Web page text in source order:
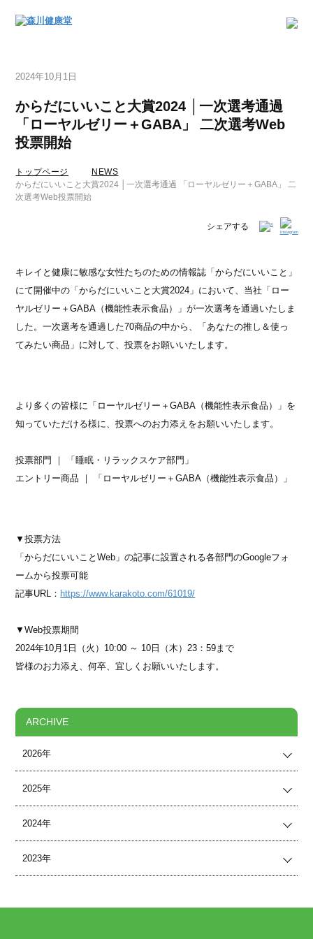
2024年10月1日
からだにいいこと大賞2024 │一次選考通過
「ローヤルゼリー＋GABA」 二次選考Web
投票開始
トップページ
NEWS
からだにいいこと大賞2024 │一次選考通過 「ローヤルゼリー＋GABA」 二
次選考Web投票開始
シェアする
キレイと健康に敏感な女性たちのための情報誌「からだにいいこと」
にて開催中の「からだにいいこと大賞2024」において、当社「ロー
ヤルゼリー＋GABA（機能性表示食品）」が一次選考を通過いたしま
した。一次選考を通過した70商品の中から、「あなたの推し＆使っ
てみたい商品」に対して、投票をお願いいたします。
より多くの皆様に「ローヤルゼリー＋GABA（機能性表示食品）」を
知っていただける様に、投票へのお力添えをお願いいたします。
投票部門 ｜ 「睡眠・リラックスケア部門」
エントリー商品 ｜ 「ローヤルゼリー＋GABA（機能性表示食品）」
▼投票方法
「からだにいいことWeb」の記事に設置される各部門のGoogleフォ
ームから投票可能
記事URL： https://www.karakoto.com/61019/
▼Web投票期間
2024年10月1日（火）10:00 ～ 10日（木）23：59まで
皆様のお力添え、何卒、宜しくお願いいたします。
ARCHIVE
2026年
2025年
2024年
2023年